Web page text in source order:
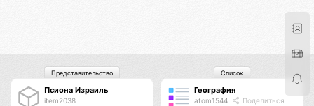
Псиона Израиль
item2038
Представительство
География
atom1544 Поделиться
Список